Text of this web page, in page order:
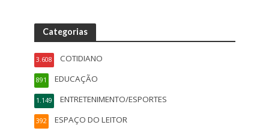
Categorias
COTIDIANO
3.608
EDUCAÇÃO
891
ENTRETENIMENTO/ESPORTES
1.149
ESPAÇO DO LEITOR
392